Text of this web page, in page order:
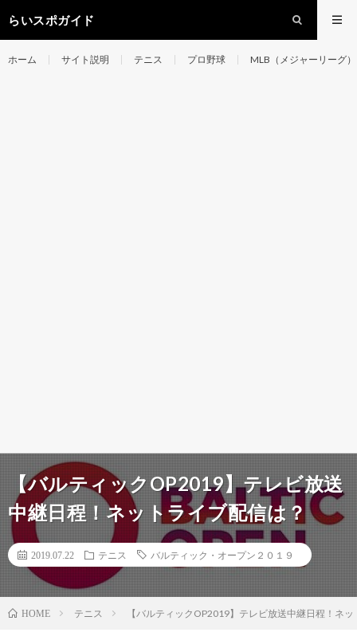
らいスポガイド
ホーム サイト説明 テニス プロ野球 MLB（メジャーリーグ）
【バルティックOP2019】テレビ放送
中継日程！ネットライブ配信は？
2019.07.22 テニス バルティック・オープン２０１９
HOME テニス 【バルティックOP2019】テレビ放送中継日程！ネ